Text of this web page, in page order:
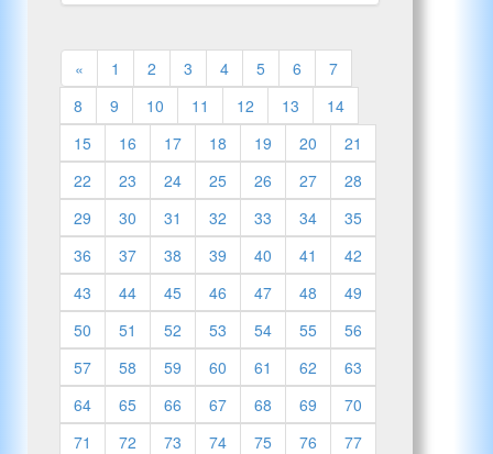
« 1 2 3 4 5 6
7
8
9 10 11 12 13
14
15
16 17 18 19 20
21
22
23 24 25 26 27
28
29
30 31 32 33 34
35
36
37 38 39 40 41
42
43
44 45 46 47 48
49
50
51 52 53 54 55
56
57
58 59 60 61 62
63
64
65 66 67 68 69
70
71
72 73 74 75 76
77